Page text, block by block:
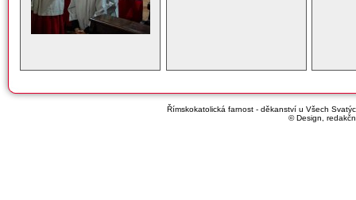
Římskokatolická farnost - děkanství u Všech
© Design,